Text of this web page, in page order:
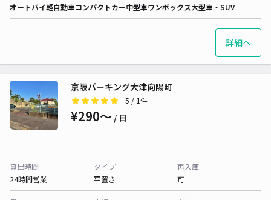
オートバイ軽自動車コンパクトカー中型車ワンボックス大型車・SUV
詳細へ
京阪パーキング大津向陽町
5 / 1件
¥290〜 / 日
貸出時間
24時間営業
タイプ
平置き
再入庫
可